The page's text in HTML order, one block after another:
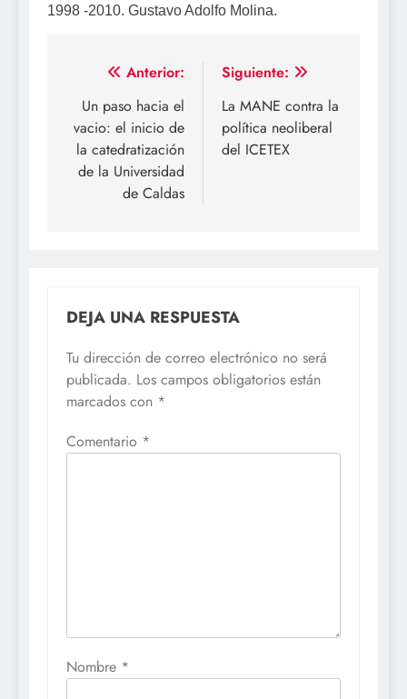
1998 -2010. Gustavo Adolfo Molina.
Navegación
de
entradas
Anterior:
Un paso hacia el
vacio: el inicio de
la catedratización
de la Universidad
de Caldas
Siguiente:
La MANE contra la
política neoliberal
del ICETEX
DEJA UNA RESPUESTA
Tu dirección de correo electrónico no será
publicada. Los campos obligatorios están
marcados con *
Comentario *
Nombre *